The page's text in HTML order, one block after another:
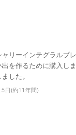
リーインテグラルブレ
を作るために購入しま
した。
日(約11年間)